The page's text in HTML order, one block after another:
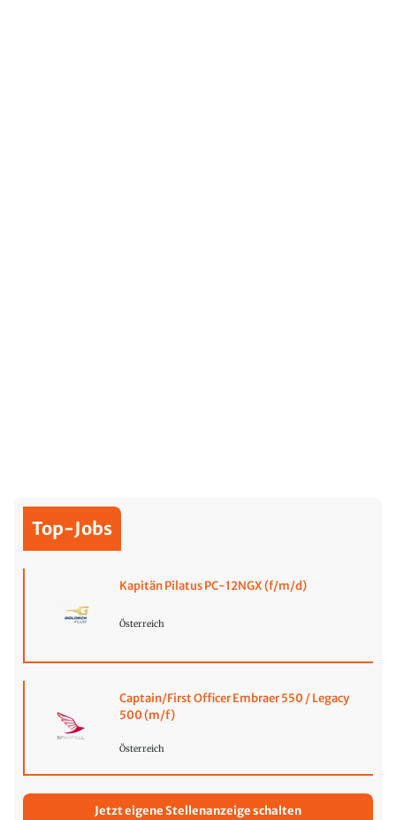
Top-Jobs
Kapitän Pilatus PC-12NGX (f/m/d)
Österreich
Captain/First Officer Embraer 550 / Legacy
500 (m/f)
Österreich
Jetzt eigene Stellenanzeige schalten